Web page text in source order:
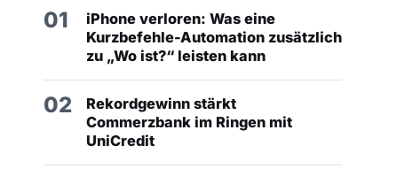
01
iPhone verloren: Was eine
Kurzbefehle-Automation zusätzlich
zu „Wo ist?“ leisten kann
02
Rekordgewinn stärkt
Commerzbank im Ringen mit
UniCredit